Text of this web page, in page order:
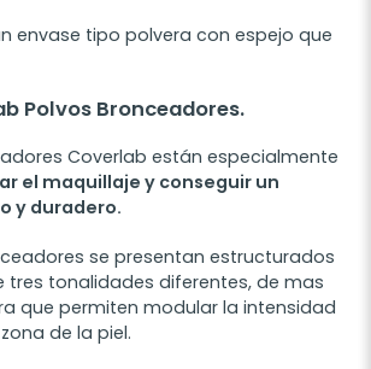
envase tipo polvera con espejo que
Polvos Bronceadores.
Coverlab están especialmente
el maquillaje y conseguir un
y duradero.
se presentan estructurados
tres tonalidades diferentes, de mas
que permiten modular la intensidad
de la piel.